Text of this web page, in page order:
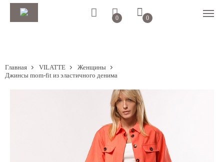
0 0
Главная VILATTE
Женщины
Джинсы mom-fit из эластичного денима